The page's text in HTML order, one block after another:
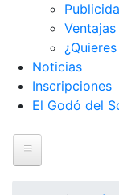
Noticias
Inscripciones
El Godó del